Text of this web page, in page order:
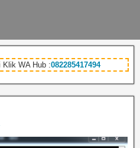
Klik WA Hub :082285417494